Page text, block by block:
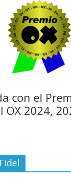
con el
2024,